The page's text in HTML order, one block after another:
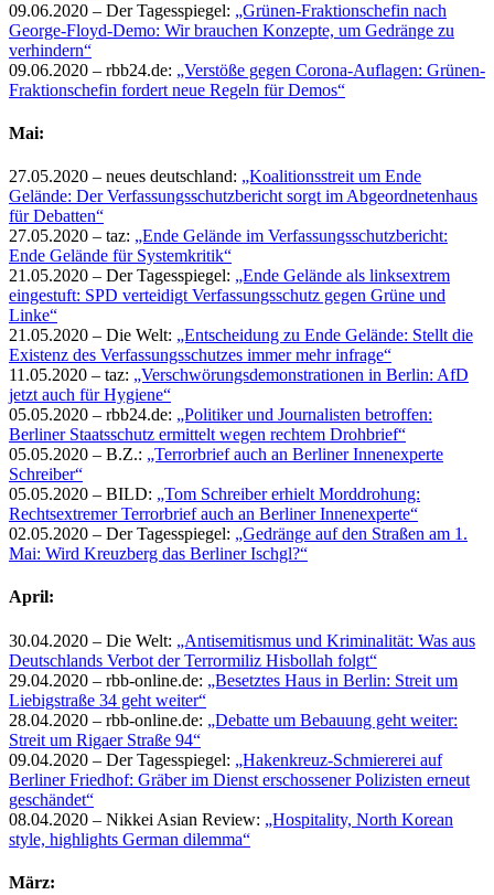
09.06.2020 – Der Tagesspiegel: „Grünen-Fraktionschefin nach
George-Floyd-Demo: Wir brauchen Konzepte, um Gedränge zu
verhindern“
09.06.2020 – rbb24.de: „Verstöße gegen Corona-Auflagen: Grünen-
Fraktionschefin fordert neue Regeln für Demos“
Mai:
27.05.2020 – neues deutschland: „Koalitionsstreit um Ende
Gelände: Der Verfassungsschutzbericht sorgt im Abgeordnetenhaus
für Debatten“
27.05.2020 – taz: „Ende Gelände im Verfassungsschutzbericht:
Ende Gelände für Systemkritik“
21.05.2020 – Der Tagesspiegel: „Ende Gelände als linksextrem
eingestuft: SPD verteidigt Verfassungsschutz gegen Grüne und
Linke“
21.05.2020 – Die Welt: „Entscheidung zu Ende Gelände: Stellt die
Existenz des Verfassungsschutzes immer mehr infrage“
11.05.2020 – taz: „Verschwörungsdemonstrationen in Berlin: AfD
jetzt auch für Hygiene“
05.05.2020 – rbb24.de: „Politiker und Journalisten betroffen:
Berliner Staatsschutz ermittelt wegen rechtem Drohbrief“
05.05.2020 – B.Z.: „Terrorbrief auch an Berliner Innenexperte
Schreiber“
05.05.2020 – BILD: „Tom Schreiber erhielt Morddrohung:
Rechtsextremer Terrorbrief auch an Berliner Innenexperte“
02.05.2020 – Der Tagesspiegel: „Gedränge auf den Straßen am 1.
Mai: Wird Kreuzberg das Berliner Ischgl?“
April:
30.04.2020 – Die Welt: „Antisemitismus und Kriminalität: Was aus
Deutschlands Verbot der Terrormiliz Hisbollah folgt“
29.04.2020 – rbb-online.de: „Besetztes Haus in Berlin: Streit um
Liebigstraße 34 geht weiter“
28.04.2020 – rbb-online.de: „Debatte um Bebauung geht weiter:
Streit um Rigaer Straße 94“
09.04.2020 – Der Tagesspiegel: „Hakenkreuz-Schmiererei auf
Berliner Friedhof: Gräber im Dienst erschossener Polizisten erneut
geschändet“
08.04.2020 – Nikkei Asian Review: „Hospitality, North Korean
style, highlights German dilemma“
März: